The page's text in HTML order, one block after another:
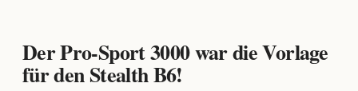
Der Pro-Sport 3000 war die Vorlage
für den Stealth B6!